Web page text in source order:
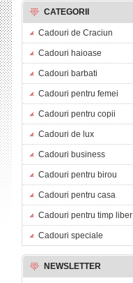
CATEGORII
Cadouri de Craciun
Cadouri haioase
Cadouri barbati
Cadouri pentru femei
Cadouri pentru copii
Cadouri de lux
Cadouri business
Cadouri pentru birou
Cadouri pentru casa
Cadouri pentru timp liber
Cadouri speciale
NEWSLETTER